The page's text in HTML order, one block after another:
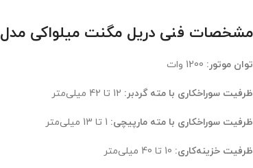
مشخصات فنی دریل مگنت میلواکی مدل MDE42
توان موتور:
ظرفیت سوراخکاری با مته گردبر:
ظرفیت سوراخکاری با مته مارپیچی:
ظرفیت خزینه‌کاری: